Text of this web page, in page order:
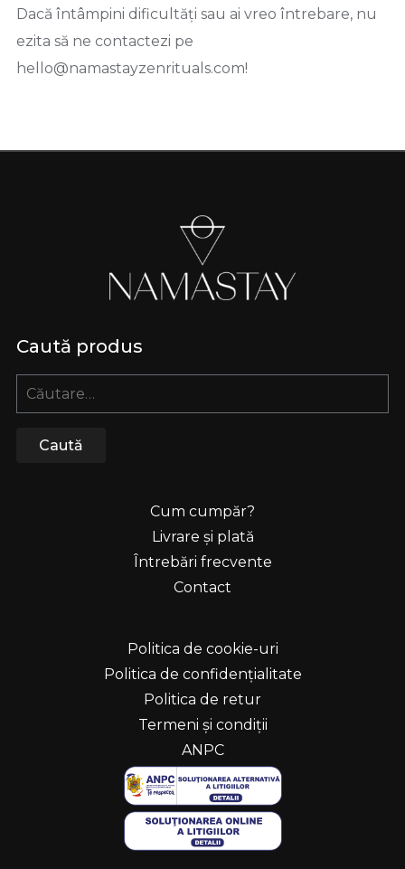
Dacă întâmpini dificultăți sau ai vreo întrebare, nu
ezita să ne contactezi pe
hello@namastayzenrituals.com!
Caută produs
Cum cumpăr?
Livrare și plată
Întrebări frecvente
Contact
Politica de cookie-uri
Politica de confidențialitate
Politica de retur
Termeni și condiții
ANPC